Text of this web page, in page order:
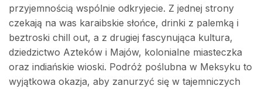
przyjemnością wspólnie odkryjecie. Z jednej strony
czekają na was karaibskie słońce, drinki z palemką i
beztroski chill out, a z drugiej fascynująca kultura,
dziedzictwo Azteków i Majów, kolonialne miasteczka
oraz indiańskie wioski. Podróż poślubna w Meksyku to
wyjątkowa okazja, aby zanurzyć się w tajemniczych